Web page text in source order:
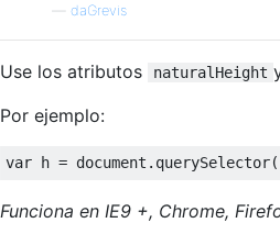
daGrevis
Use los atributos naturalHeight
Por ejemplo:
var h = document . querySelector(
Funciona en IE9 +, Chrome,